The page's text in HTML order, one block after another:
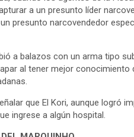
a un presunto líder
presunto narcovendedor
a balazos con un arma tipo
al tener mejor conocimiento
que El Kori, aunque logró
ingrese a algún hospital.